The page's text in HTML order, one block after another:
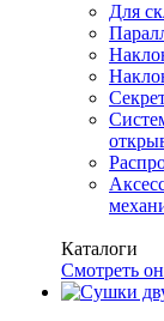
Для
Каталоги
Смотреть